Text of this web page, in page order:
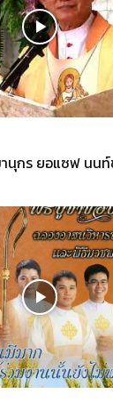
นุกร ยอแซฟ นน